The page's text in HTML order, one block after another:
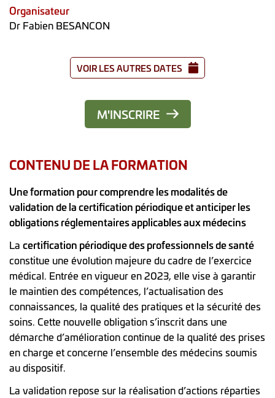
Organisateur
Dr Fabien BESANCON
VOIR LES AUTRES DATES
M'INSCRIRE
CONTENU DE LA FORMATION
Une formation pour comprendre les modalités de
validation de la certification périodique et anticiper les
obligations réglementaires applicables aux médecins
La certification périodique des professionnels de santé
constitue une évolution majeure du cadre de l’exercice
médical. Entrée en vigueur en 2023, elle vise à garantir
le maintien des compétences, l’actualisation des
connaissances, la qualité des pratiques et la sécurité des
soins. Cette nouvelle obligation s’inscrit dans une
démarche d’amélioration continue de la qualité des prises
en charge et concerne l’ensemble des médecins soumis
au dispositif.
La validation repose sur la réalisation d’actions réparties